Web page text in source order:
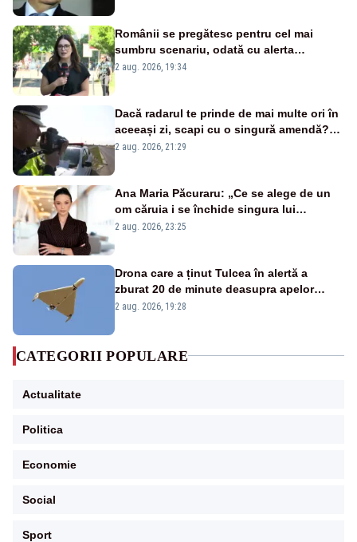
Românii se pregătesc pentru cel mai
sumbru scenariu, odată cu alerta
energetică
2 aug. 2026, 19:34
Dacă radarul te prinde de mai multe ori în
aceeași zi, scapi cu o singură amendă?
Ce spune legea
2 aug. 2026, 21:29
Ana Maria Păcuraru: „Ce se alege de un
om căruia i se închide singura lui
portiță?”
2 aug. 2026, 23:25
Drona care a ținut Tulcea în alertă a
zburat 20 de minute deasupra apelor
României. Au fost ridicate două F-16
2 aug. 2026, 19:28
CATEGORII POPULARE
Actualitate
Politica
Economie
Social
Sport